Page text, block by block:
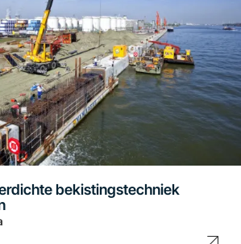
bekistingstechniek